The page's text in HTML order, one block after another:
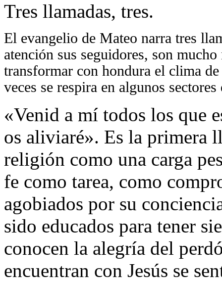
Tres llamadas, tres.
El evangelio de Mateo narra tres
atención sus seguidores, son
transformar con hondura el clima
veces se respira en algunos
«Venid a mí todos los que
os aliviaré». Es la primera
religión como una carga
fe como tarea, como
agobiados por su
sido educados para tener
conocen la alegría del
encuentran con Jesús se